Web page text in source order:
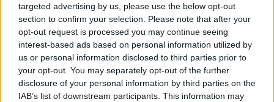
targeted advertising by us, please use the below opt-out
section to confirm your selection. Please note that after your
opt-out request is processed you may continue seeing
interest-based ads based on personal information utilized by
us or personal information disclosed to third parties prior to
your opt-out. You may separately opt-out of the further
disclosure of your personal information by third parties on the
IAB’s list of downstream participants. This information may
vogliamo vincere per regalargli lo scudetto.
Oggi conta vincere non importa chi farà gol. Il
msiter è carico come tutti noi, dobbiamo
continuare il lavoro fatto da inizio anno
sapendo che sarà una gara tosta. Vogliamo
vincere per la nostra gente"